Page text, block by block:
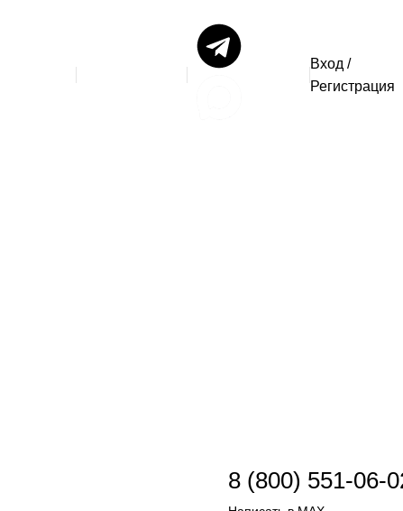
Вход /
Регистрация
8 (800) 551-06-